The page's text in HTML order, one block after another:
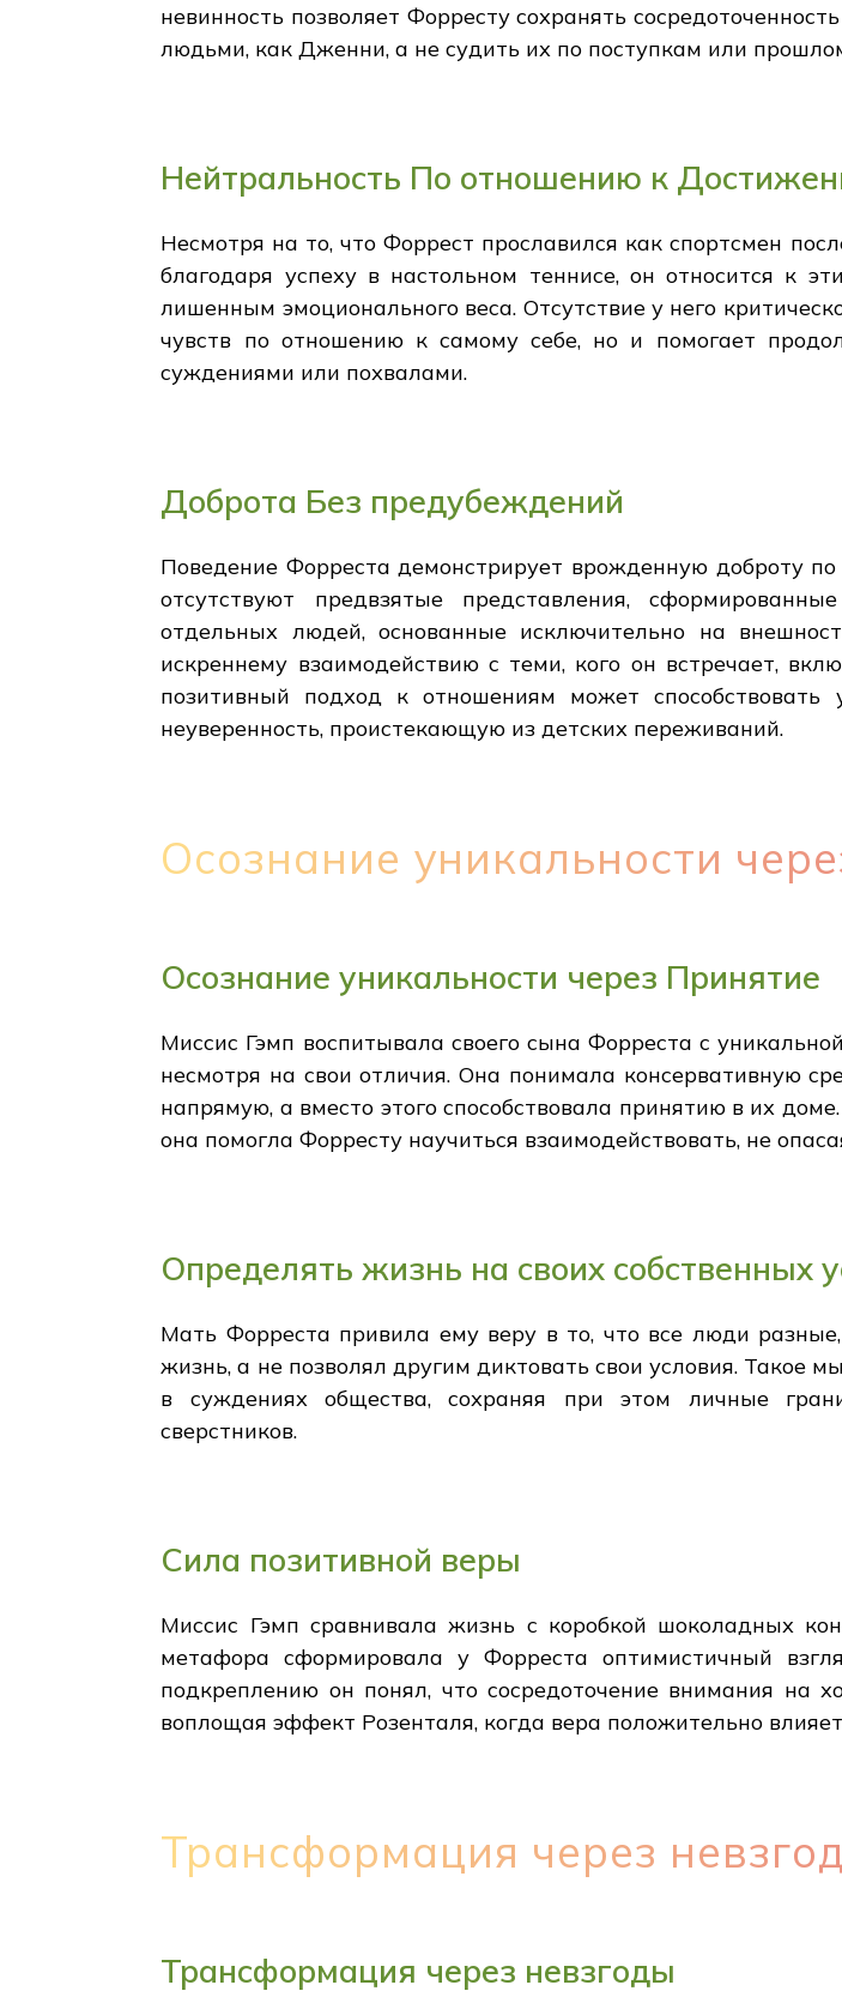
невинность позволяет Форресту сохранять
людьми, как Дженни, а не судить их по поступкам или
Нейтральность По отношению к
Несмотря на то, что Форрест прославился как спортсмен
благодаря успеху в настольном теннисе, он относится к
лишенным эмоционального веса. Отсутствие у него
чувств по отношению к самому себе, но и помогает
суждениями или похвалами.
Доброта Без предубеждений
Поведение Форреста демонстрирует врожденную доброту
отсутствуют предвзятые представления,
отдельных людей, основанные исключительно на
искреннему взаимодействию с теми, кого он встречает,
позитивный подход к отношениям может
неуверенность, проистекающую из детских переживаний.
Осознание уникальности
Осознание уникальности через Принятие
Миссис Гэмп воспитывала своего сына Форреста с
несмотря на свои отличия. Она понимала консервативную
напрямую, а вместо этого способствовала принятию в их
она помогла Форресту научиться взаимодействовать, не
Определять жизнь на своих собственных
Мать Форреста привила ему веру в то, что все люди
жизнь, а не позволял другим диктовать свои условия. Такое
в суждениях общества, сохраняя при этом личные
сверстников.
Сила позитивной веры
Миссис Гэмп сравнивала жизнь с коробкой шоколадных
метафора сформировала у Форреста оптимистичный
подкреплению он понял, что сосредоточение внимания на
воплощая эффект Розенталя, когда вера положительно
Трансформация через
Трансформация через невзгоды